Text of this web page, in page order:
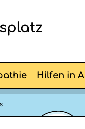
Hilfen in